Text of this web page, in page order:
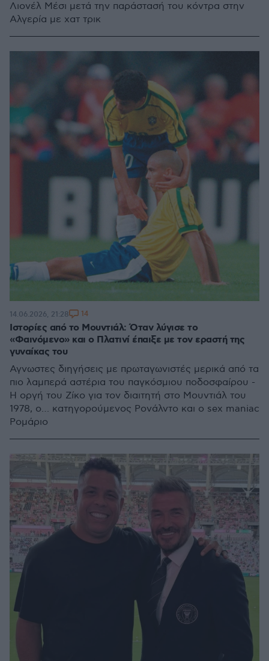
Λιονέλ Μέσι μετά την παράστασή του κόντρα στην
Αλγερία με χατ τρικ
Ιστορίες από το Μουντιάλ: Όταν λύγισε το
«Φαινόμενο» και ο Πλατινί έπαιξε με τον εραστή της
γυναίκας του
Αγνωστες διηγήσεις με πρωταγωνιστές μερικά από τα
πιο λαμπερά αστέρια του παγκόσμιου ποδοσφαίρου -
Η οργή του Ζίκο για τον διαιτητή στο Μουντιάλ του
1978, ο… κατηγορούμενος Ρονάλντο και ο sex maniac
Ρομάριο
14.06.2026, 21:28 14